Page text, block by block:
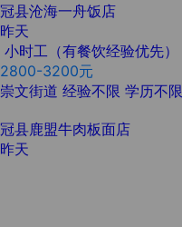
冠县沧海一舟饭店
昨天
小时工（有餐饮经验优先）
2800-3200元
崇文街道 经验不限 学历不限
冠县鹿盟牛肉板面店
昨天